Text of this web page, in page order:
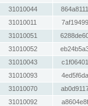
31010044
31010011
31010051
31010052
31010043
31010093
31010070
31010092